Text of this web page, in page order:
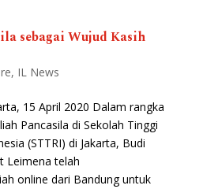
sebagai Wujud Kasih
, IL News
15 April 2020 Dalam rangka
Pancasila di Sekolah Tinggi
(STTRI) di Jakarta, Budi
Leimena telah
online dari Bandung untuk